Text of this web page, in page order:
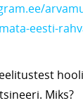
eesti-
Miks?